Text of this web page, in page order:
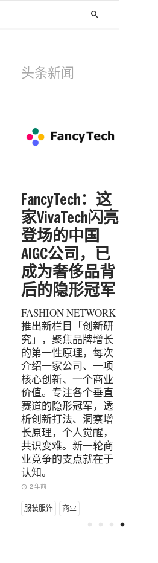
search
闪亮登场
头条新闻
keyboard_arrow_left
FancyTech：这
家VivaTech闪亮
登场的中国
AIGC公司，已
成为奢侈品背
后的隐形冠军
FASHION NETWORK
推出新栏目「创新研
究」，聚焦品牌增长
的第一性原理，每次
介绍一家公司、一项
核心创新、一个商业
价值。专注各个垂直
赛道的隐形冠军，透
析创新打法、洞察增
长原理，个人觉醒，
共识变难。新一轮商
业竞争的支点就在于
认知。
access_time 2 年前
服装服饰 商业
fiber_manual_record fiber_manual_record fiber_manual_record fiber_manual_record